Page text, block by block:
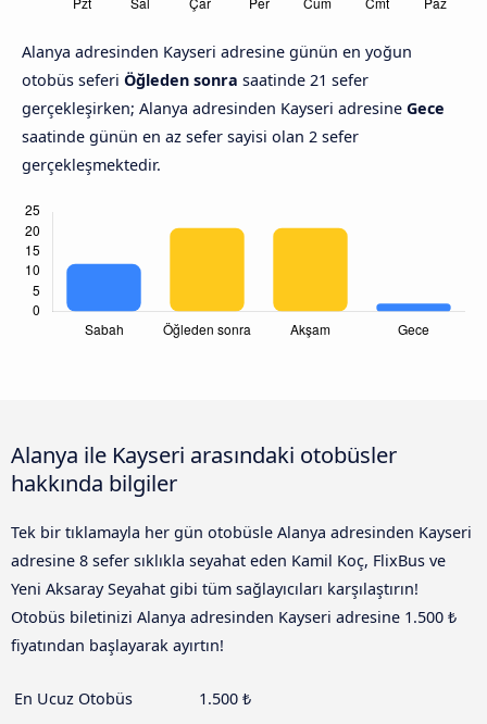
Alanya adresinden Kayseri adresine günün en yoğun
otobüs seferi Öğleden sonra saatinde 21 sefer
gerçekleşirken; Alanya adresinden Kayseri adresine Gece
saatinde günün en az sefer sayisi olan 2 sefer
gerçekleşmektedir.
Alanya ile Kayseri arasındaki otobüsler
hakkında bilgiler
Tek bir tıklamayla her gün otobüsle Alanya adresinden Kayseri
adresine 8 sefer sıklıkla seyahat eden Kamil Koç, FlixBus ve
Yeni Aksaray Seyahat gibi tüm sağlayıcıları karşılaştırın!
Otobüs biletinizi Alanya adresinden Kayseri adresine 1.500 ₺
fiyatından başlayarak ayırtın!
En Ucuz Otobüs
1.500 ₺